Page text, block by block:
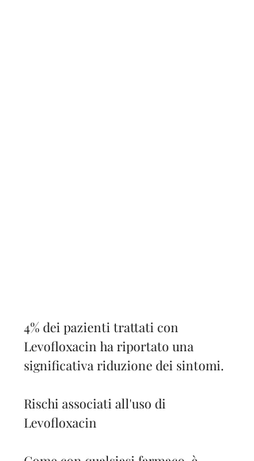
4% dei pazienti trattati con
Levofloxacin ha riportato una
significativa riduzione dei sintomi.
Rischi associati all'uso di
Levofloxacin